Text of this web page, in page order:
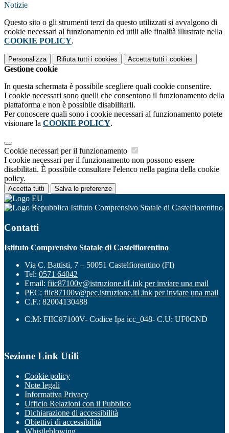
Notizie
Questo sito o gli strumenti terzi da questo utilizzati si avvalgono di
cookie necessari al funzionamento ed utili alle finalità illustrate nella
COOKIE POLICY.
Personalizza Rifiuta tutti i cookies Accetta tutti i cookies
Gestione cookie
In questa schermata è possibile scegliere quali cookie consentire.
I cookie necessari sono quelli che consentono il funzionamento della
piattaforma e non è possibile disabilitarli.
Per conoscere quali sono i cookie necessari al funzionamento potete
visionare la COOKIE POLICY.
Cookie necessari per il funzionamento
I cookie necessari per il funzionamento non possono essere
disabilitati. È possibile consultare l'elenco nella pagina della cookie
policy.
Accetta tutti Salva le preferenze
Istituto Comprensivo Statale di Castelfiorentino
Contatti
Istituto Comprensivo Statale di Castelfiorentino
Via C. Battisti, 7 – 50051 Castelfiorentino (FI)
Tel: 0571 64042
Email: fiic87100v@istruzione.itLink per inviare una mail
PEC: fiic87100v@pec.istruzione.itLink per inviare una mail
C.F.: 82004130488
C.M: FIIC87100V- Codice Ipa icc_048- C.U: UF0CND
Sezione Link Utili
Cookie policy
Note legali
Informativa Privacy
Ufficio Relazioni con il Pubblico
Dichiarazione di accessibilità
Obiettivi di accessibilità
Whistleblowing